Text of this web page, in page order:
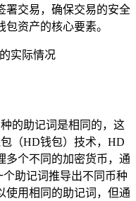
署交易，确保交易的安全
资产的核心要素。
实际情况
的助记词是相同的，这
（HD钱包）技术，HD
多个不同的加密货币，通
助记词推导出不同币种
使用相同的助记词，但通